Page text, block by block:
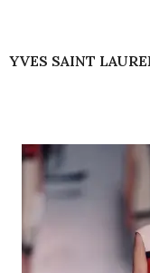
YVES SAINT